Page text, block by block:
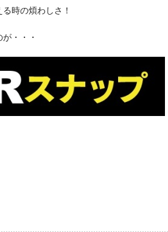
時の煩わしさ！
・・・